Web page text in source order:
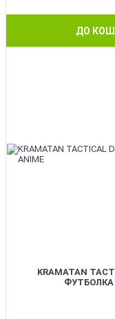
ДО
KRAMATAN
ФУТБОЛКА